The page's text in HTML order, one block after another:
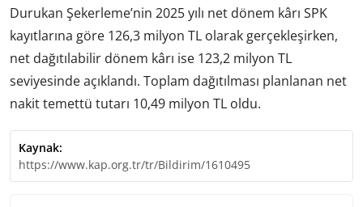
Durukan Şekerleme’nin 2025 yılı net dönem kârı SPK
kayıtlarına göre 126,3 milyon TL olarak gerçekleşirken,
net dağıtılabilir dönem kârı ise 123,2 milyon TL
seviyesinde açıklandı. Toplam dağıtılması planlanan net
nakit temettü tutarı 10,49 milyon TL oldu.
Kaynak:
https://www.kap.org.tr/tr/Bildirim/1610495